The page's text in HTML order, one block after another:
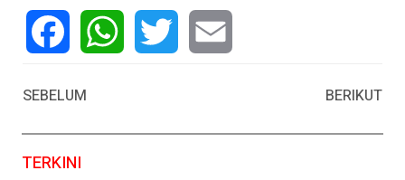
SEBELUM
BERIKUT
TERKINI